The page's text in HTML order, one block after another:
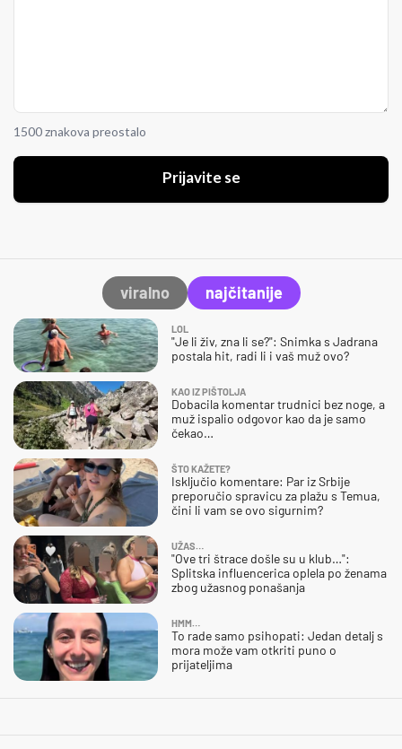
1500 znakova preostalo
Prijavite se
viralno najčitanije
LOL
"Je li živ, zna li se?": Snimka s Jadrana
postala hit, radi li i vaš muž ovo?
KAO IZ PIŠTOLJA
Dobacila komentar trudnici bez noge, a
muž ispalio odgovor kao da je samo
čekao…
ŠTO KAŽETE?
Isključio komentare: Par iz Srbije
preporučio spravicu za plažu s Temua,
čini li vam se ovo sigurnim?
UŽAS…
"Ove tri štrace došle su u klub…":
Splitska influencerica oplela po ženama
zbog užasnog ponašanja
HMM…
To rade samo psihopati: Jedan detalj s
mora može vam otkriti puno o
prijateljima